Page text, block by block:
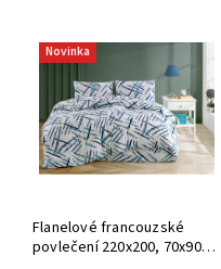
Novinka
Flanelové francouzské
povlečení 220x200, 70x90